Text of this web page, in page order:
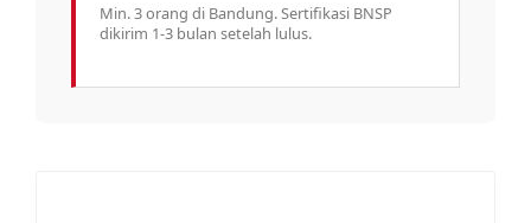
Min. 3 orang di Bandung. Sertifikasi BNSP
dikirim 1-3 bulan setelah lulus.